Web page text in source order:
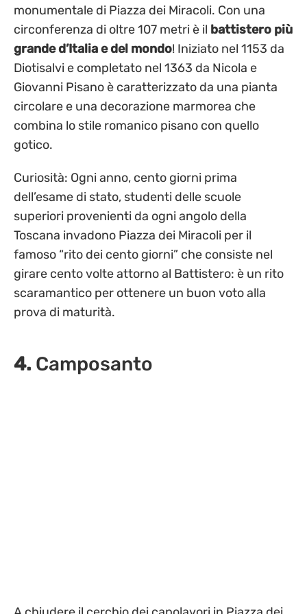
monumentale di Piazza dei Miracoli. Con una
circonferenza di oltre 107 metri è il battistero più
grande d’Italia e del mondo! Iniziato nel 1153 da
Diotisalvi e completato nel 1363 da Nicola e
Giovanni Pisano è caratterizzato da una pianta
circolare e una decorazione marmorea che
combina lo stile romanico pisano con quello
gotico.
Curiosità: Ogni anno, cento giorni prima
dell’esame di stato, studenti delle scuole
superiori provenienti da ogni angolo della
Toscana invadono Piazza dei Miracoli per il
famoso “rito dei cento giorni” che consiste nel
girare cento volte attorno al Battistero: è un rito
scaramantico per ottenere un buon voto alla
prova di maturità.
4. Camposanto